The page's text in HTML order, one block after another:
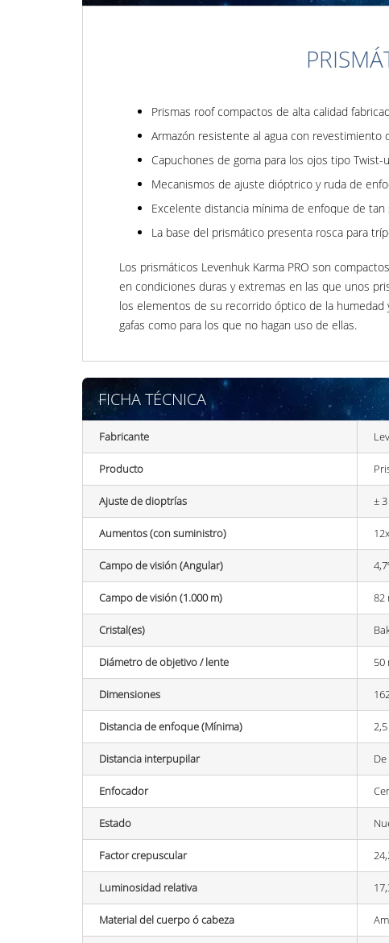
Prismas roof compactos de alta calidad
Armazón resistente al agua con revestimiento
Capuchones de goma para los ojos tipo Twist-
Mecanismos de ajuste dióptrico y ruda de
Excelente distancia mínima de enfoque de
La base del prismático presenta rosca para
Los prismáticos Levenhuk Karma PRO son
en condiciones duras y extremas en las que unos
los elementos de su recorrido óptico de la
gafas como para los que no hagan uso de ellas.
FICHA TÉCNICA
Fabricante
Producto
Ajuste de dioptrías ± 3
Aumentos (con suministro) 12x
Campo de visión (Angular)
Campo de visión (1.000 m) 82
Cristal(es)
Diámetro de objetivo / lente 50
Dimensiones
Distancia de enfoque (Mínima)
Distancia interpupilar
Enfocador
Estado
Factor crepuscular
Luminosidad relativa
Material del cuerpo ó cabeza